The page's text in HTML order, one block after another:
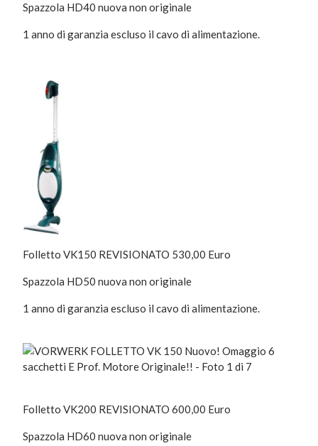
Spazzola HD40 nuova non originale
1 anno di garanzia escluso il cavo di alimentazione.
Folletto VK150 REVISIONATO 530,00 Euro
Spazzola HD50 nuova non originale
1 anno di garanzia escluso il cavo di alimentazione.
Folletto VK200 REVISIONATO 600,00 Euro
Spazzola HD60 nuova non originale